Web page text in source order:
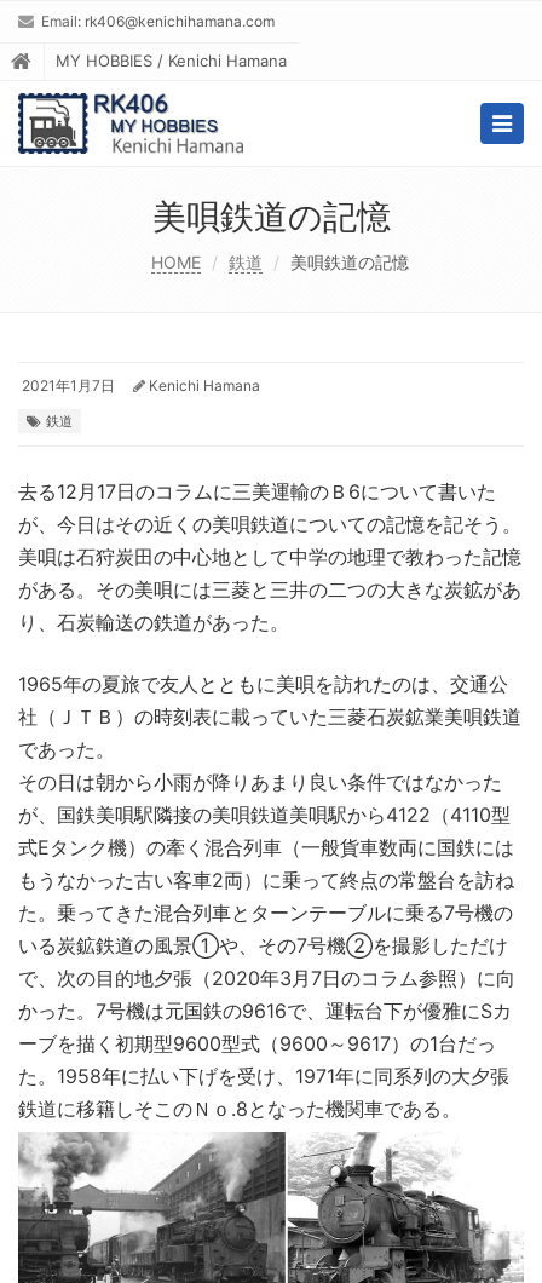
Email: rk406@kenichihamana.com
MY HOBBIES / Kenichi Hamana
美唄鉄道の記憶
HOME 鉄道 美唄鉄道の記憶
2021年1月7日 Kenichi Hamana
鉄道
去る12月17日のコラムに三美運輸のＢ6について書いた
が、今日はその近くの美唄鉄道についての記憶を記そう。
美唄は石狩炭田の中心地として中学の地理で教わった記憶
がある。その美唄には三菱と三井の二つの大きな炭鉱があ
り、石炭輸送の鉄道があった。
1965年の夏旅で友人とともに美唄を訪れたのは、交通公
社（ＪＴＢ）の時刻表に載っていた三菱石炭鉱業美唄鉄道
であった。
その日は朝から小雨が降りあまり良い条件ではなかった
が、国鉄美唄駅隣接の美唄鉄道美唄駅から4122（4110型
式Eタンク機）の牽く混合列車（一般貨車数両に国鉄には
もうなかった古い客車2両）に乗って終点の常盤台を訪ね
た。乗ってきた混合列車とターンテーブルに乗る7号機の
いる炭鉱鉄道の風景①や、その7号機②を撮影しただけ
で、次の目的地夕張（2020年3月7日のコラム参照）に向
かった。7号機は元国鉄の9616で、運転台下が優雅にSカ
ーブを描く初期型9600型式（9600～9617）の1台だっ
た。1958年に払い下げを受け、1971年に同系列の大夕張
鉄道に移籍しそこのＮｏ.8となった機関車である。